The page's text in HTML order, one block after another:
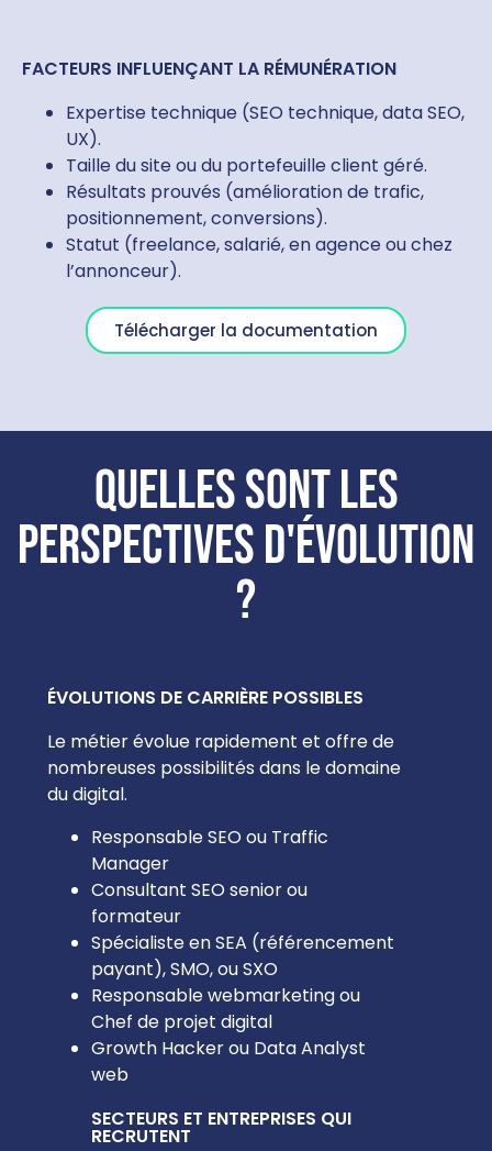
FACTEURS INFLUENÇANT LA RÉMUNÉRATION
Expertise technique (SEO technique, data SEO,
UX).
Taille du site ou du portefeuille client géré.
Résultats prouvés (amélioration de trafic,
positionnement, conversions).
Statut (freelance, salarié, en agence ou chez
l’annonceur).
Télécharger la documentation
Quelles sont les
perspectives d'évolution
?
ÉVOLUTIONS DE CARRIÈRE POSSIBLES
Le métier évolue rapidement et offre de
nombreuses possibilités dans le domaine
du digital.
Responsable SEO ou Traffic
Manager
Consultant SEO senior ou
formateur
Spécialiste en SEA (référencement
payant), SMO, ou SXO
Responsable webmarketing ou
Chef de projet digital
Growth Hacker ou Data Analyst
web
SECTEURS ET ENTREPRISES QUI
RECRUTENT